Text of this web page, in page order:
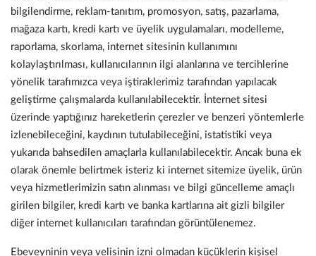
bilgilendirme, reklam-tanıtım, promosyon, satış, pazarlama,
mağaza kartı, kredi kartı ve üyelik uygulamaları, modelleme,
raporlama, skorlama, internet sitesinin kullanımını
kolaylaştırılması, kullanıcılarının ilgi alanlarına ve tercihlerine
yönelik tarafımızca veya iştiraklerimiz tarafından yapılacak
geliştirme çalışmalarda kullanılabilecektir. İnternet sitesi
üzerinde yaptığınız hareketlerin çerezler ve benzeri yöntemlerle
izlenebileceğini, kaydının tutulabileceğini, istatistiki veya
yukarıda bahsedilen amaçlarla kullanılabilecektir. Ancak buna ek
olarak önemle belirtmek isteriz ki internet sitemize üyelik, ürün
veya hizmetlerimizin satın alınması ve bilgi güncelleme amaçlı
girilen bilgiler, kredi kartı ve banka kartlarına ait gizli bilgiler
diğer internet kullanıcıları tarafından görüntülenemez.
Ebeveyninin veya velisinin izni olmadan küçüklerin kişisel